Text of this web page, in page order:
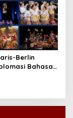
Berlin
Bahasa